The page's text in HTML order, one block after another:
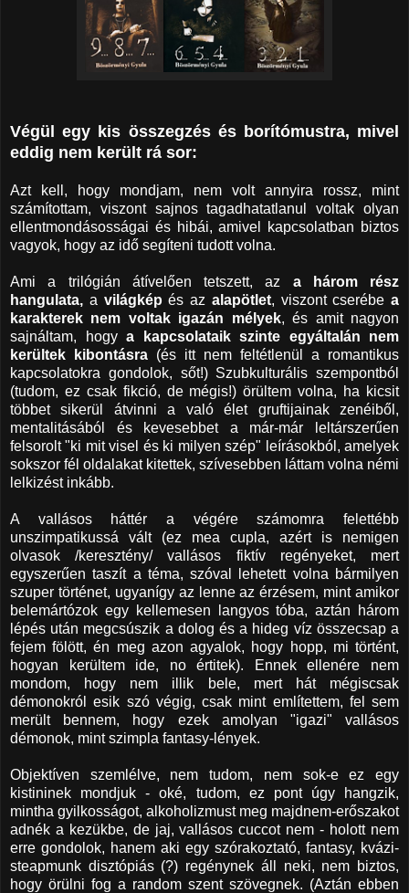
Végül egy kis összegzés és borítómustra, mivel
eddig nem került rá sor:
Azt kell, hogy mondjam, nem volt annyira rossz, mint
számítottam, viszont sajnos tagadhatatlanul voltak olyan
ellentmondásosságai és hibái, amivel kapcsolatban biztos
vagyok, hogy az idő segíteni tudott volna.
Ami a trilógián átívelően tetszett, az a három rész
hangulata, a világképés az alapötlet, viszont cserébe a
karakterek nem voltak igazán mélyek, és amit nagyon
sajnáltam, hogya kapcsolataik szinte egyáltalán nem
kerültek kibontásra (és itt nem feltétlenül a romantikus
kapcsolatokra gondolok, sőt!) Szubkulturális szempontból
(tudom, ez csak fikció, de mégis!) örültem volna, ha kicsit
többet sikerül átvinni a való élet gruftijainak zenéiből,
mentalitásából és kevesebbet a már-már leltárszerűen
felsorolt "ki mit visel és ki milyen szép" leírásokból, amelyek
sokszor fél oldalakat kitettek, szívesebben láttam volna némi
lelkizést inkább.
A vallásos háttér a végére számomra felettébb
unszimpatikussá vált (ez mea cupla, azért is nemigen
olvasok /keresztény/ vallásos fiktív regényeket, mert
egyszerűen taszít a téma, szóval lehetett volna bármilyen
szuper történet, ugyanígy az lenne az érzésem, mint amikor
belemártózok egy kellemesen langyos tóba, aztán három
lépés után megcsúszik a dolog és a hideg víz összecsap a
fejem fölött, én meg azon agyalok, hogy hopp, mi történt,
hogyan kerültem ide, no értitek). Ennek ellenére nem
mondom, hogy nem illik bele, mert hát mégiscsak
démonokról esik szó végig, csak mint említettem, fel sem
merült bennem, hogy ezek amolyan "igazi" vallásos
démonok, mint szimpla fantasy-lények.
Objektíven szemlélve, nem tudom, nem sok-e ez egy
kistininek mondjuk - oké, tudom, ez pont úgy hangzik,
mintha gyilkosságot, alkoholizmust meg majdnem-erőszakot
adnék a kezükbe, de jaj, vallásos cuccot nem - holott nem
erre gondolok, hanem aki egy szórakoztató, fantasy, kvázi-
steapmunk disztópiás (?) regénynek áll neki, nem biztos,
hogy örülni fog a random szent szövegnek. (Aztán ebben